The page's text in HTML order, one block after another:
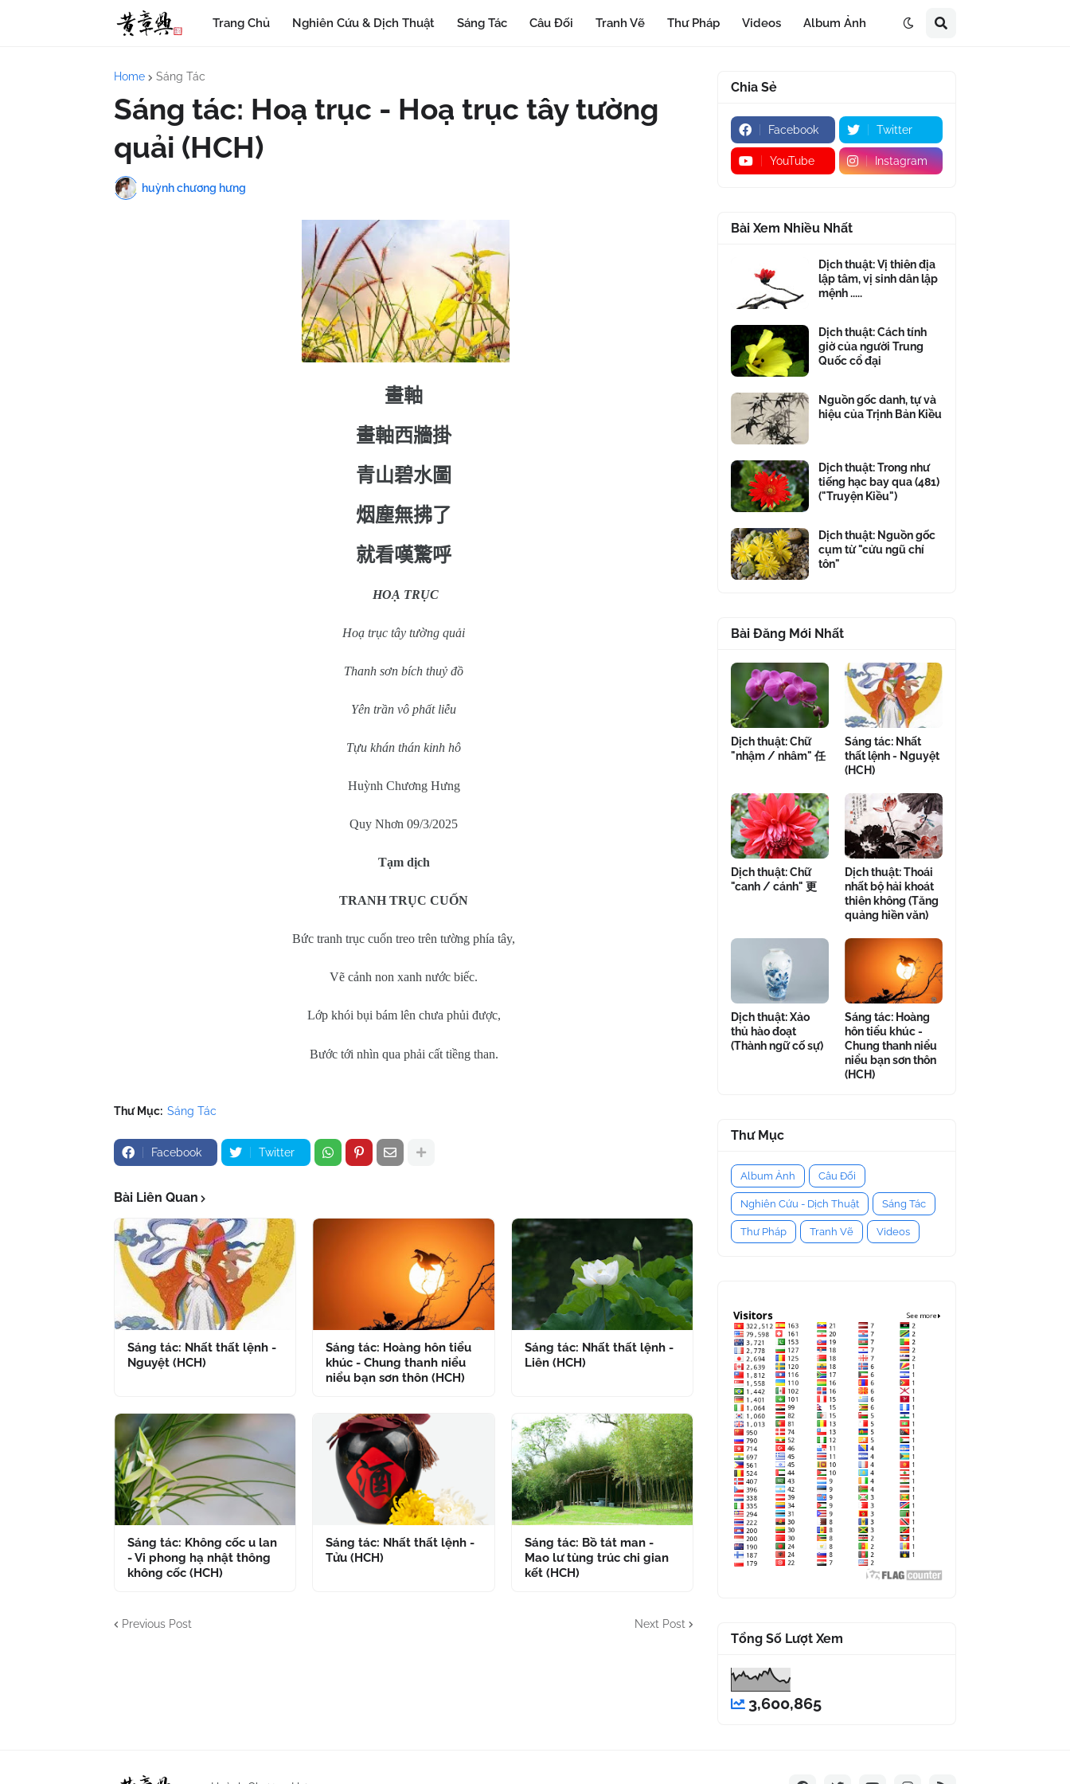
Trang Chủ Nghiên Cứu & Dịch Thuật Sáng Tác Câu Đối Tranh Vẽ Thư Pháp Videos Album Ảnh
Home Sáng Tác
Sáng tác: Hoạ trục - Hoạ trục tây tường
quải (HCH)
huỳnh chương hưng
畫軸
畫軸西牆掛
青山碧水圖
烟塵無拂 了
就看嘆驚呼
HOẠ TRỤC
Hoạ trục tây tường quải
Thanh sơn bích thuỷ đồ
Yên trần vô phất liễu
Tựu khán thán kinh hô
Huỳnh Chương Hưng
Quy Nhơn 09/3/2025
Tạm dịch
TRANH TRỤC CUỐN
Bức tranh trục cuốn treo trên tường phía tây,
Vẽ cảnh non xanh nước biếc.
Lớp khói bụi bám lên chưa phủi được,
Bước tới nhìn qua phải cất tiềng than.
Thư Mục: Sáng Tác
Facebook Twitter
Bài Liên Quan
Sáng tác: Nhất thất lệnh -
Nguyệt (HCH)
Sáng tác: Hoàng hôn tiểu
khúc - Chung thanh niểu
niểu bạn sơn thôn (HCH)
Sáng tác: Nhất thất lệnh -
Liên (HCH)
Sáng tác: Không cốc u lan
- Vi phong hạ nhật thông
không cốc (HCH)
Sáng tác: Nhất thất lệnh -
Tửu (HCH)
Sáng tác: Bồ tát man -
Mao lư tùng trúc chi gian
kết (HCH)
Previous Post Next Post
Chia Sẻ
Facebook Twitter
YouTube Instagram
Bài Xem Nhiều Nhất
Dịch thuật: Vị thiên địa
lập tâm, vị sinh dân lập
mệnh .....
Dịch thuật: Cách tính
giờ của người Trung
Quốc cổ đại
Nguồn gốc danh, tự và
hiệu của Trịnh Bản Kiều
Dịch thuật: Trong như
tiếng hạc bay qua (481)
("Truyện Kiều")
Dịch thuật: Nguồn gốc
cụm từ "cửu ngũ chí
tôn"
Bài Đăng Mới Nhất
Dịch thuật: Chữ
"nhậm / nhâm" 任
Sáng tác: Nhất
thất lệnh - Nguyệt
(HCH)
Dịch thuật: Chữ
"canh / cánh" 更
Dịch thuật: Thoái
nhất bộ hải khoát
thiên không (Tăng
quảng hiền văn)
Dịch thuật: Xảo
thủ hào đoạt
(Thành ngữ cố sự)
Sáng tác: Hoàng
hôn tiểu khúc -
Chung thanh niểu
niểu bạn sơn thôn
(HCH)
Thư Mục
Album Ảnh Câu Đối
Nghiên Cứu - Dịch Thuật Sáng Tác
Thư Pháp Tranh Vẽ Videos
Tổng Số Lượt Xem
3,600,865